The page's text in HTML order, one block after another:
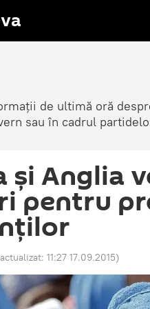
de ultimă oră
sau în cadrul
şi Anglia
pentru
11:27 17.09.2015)